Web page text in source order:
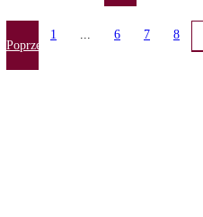
Poprzednia
1 ... 6 7 8